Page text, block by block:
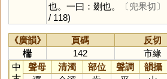
也。一曰：剟也。
〔兜果切〕
/ 118)
《廣韻》 頁碼 反切
椯
142
市緣
中
聲母 清濁 部位 聲調 韻攝